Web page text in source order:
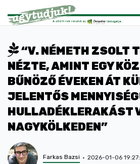
“V. NÉMETH ZSOLT
NÉZTE, AMINT EGY
BŰNÖZŐ ÉVEKEN ÁT
JELENTŐS
HULLADÉKLERAKÁST
NAGYKÖLKEDEN”
Farkas Bazsi 2026-01-06